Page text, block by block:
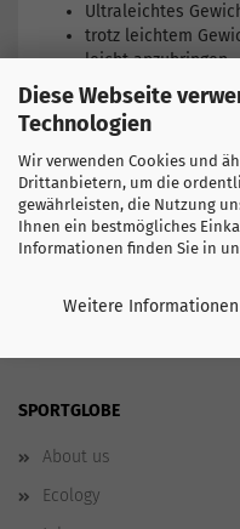
Diese Webseite
Technologien
Wir verwenden Cookies und
Drittanbietern, um die
gewährleisten, die Nutzung
Ihnen ein bestmögliches
Informationen finden Sie in
Weitere Informationen
Ultraleichtes
trotz leichtem
leicht anzubringen
Weitere Artikel
Fan Halsband
SPORTGLOBE
About us
Ecology